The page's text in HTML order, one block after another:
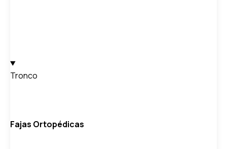
Tronco
Fajas Ortopédicas